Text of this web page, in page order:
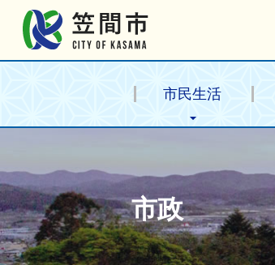
市民生活
市政